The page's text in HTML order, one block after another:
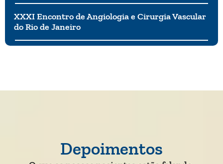
XXXI Encontro de Angiologia e Cirurgia Vascular
do Rio de Janeiro
Depoimentos